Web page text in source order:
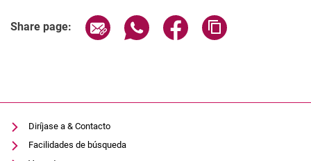
Share page: Share page via email
Share page via WhatsApp
Share page via
Diríjase a & Contacto
Facilidades de búsqueda